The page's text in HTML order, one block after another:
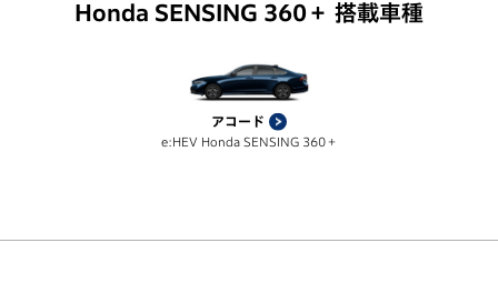
Honda SENSING 360＋ 搭載車種
アコード
e:HEV Honda SENSING 360＋